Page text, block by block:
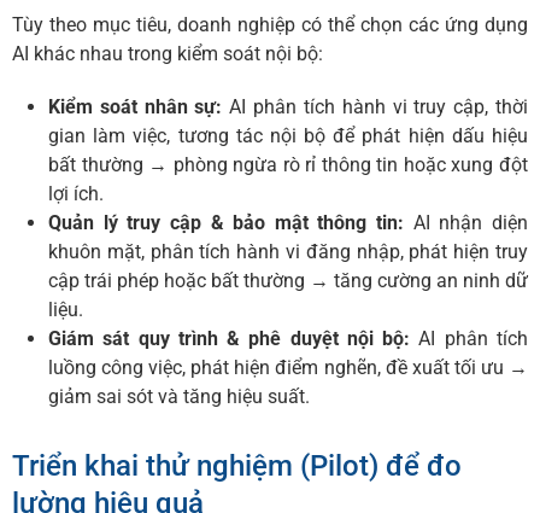
Tùy theo mục tiêu, doanh nghiệp có thể chọn các ứng dụng
AI khác nhau trong kiểm soát nội bộ:
Kiểm soát nhân sự: AI phân tích hành vi truy cập, thời
gian làm việc, tương tác nội bộ để phát hiện dấu hiệu
bất thường → phòng ngừa rò rỉ thông tin hoặc xung đột
lợi ích.
Quản lý truy cập & bảo mật thông tin: AI nhận diện
khuôn mặt, phân tích hành vi đăng nhập, phát hiện truy
cập trái phép hoặc bất thường → tăng cường an ninh dữ
liệu.
Giám sát quy trình & phê duyệt nội bộ: AI phân tích
luồng công việc, phát hiện điểm nghẽn, đề xuất tối ưu →
giảm sai sót và tăng hiệu suất.
Triển khai thử nghiệm (Pilot) để đo
lường hiệu quả